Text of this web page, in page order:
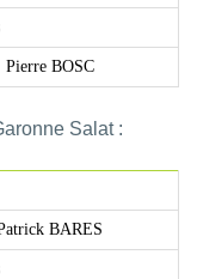
Pierre BOSC
Salat :
BARES